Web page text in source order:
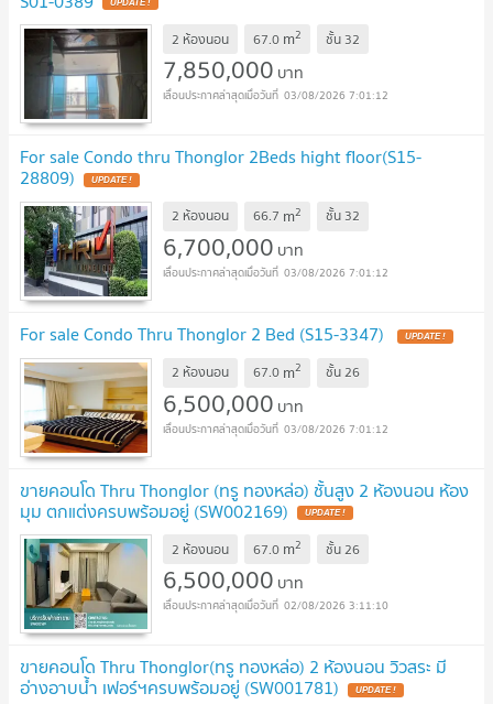
UPDATE !
2 ห้องนอน 67.0 m2 ชั้น 32
7,850,000 บาท
03/08/2026 7:01:12
For sale Condo thru Thonglor 2Beds hight floor(S15-
28809) UPDATE !
2 ห้องนอน 66.7 m2 ชั้น 32
6,700,000 บาท
03/08/2026 7:01:12
For sale Condo Thru Thonglor 2 Bed (S15-3347) UPDATE !
2 ห้องนอน 67.0 m2 ชั้น26
6,500,000 บาท
03/08/2026 7:01:12
ขายคอนโด Thru Thonglor (ทรู ทองหล่อ) ชั้นสูง 2 ห้องนอน ห้อง
มุม ตกแต่งครบพร้อมอยู่ (SW002169) UPDATE !
2 ห้องนอน 67.0 m2 ชั้น26
6,500,000 บาท
02/08/2026 3:11:10
ขายคอนโด Thru Thonglor(ทรู ทองหล่อ) 2 ห้องนอน วิวสระ มี
อ่างอาบน้ำ เฟอร์ฯครบพร้อมอยู่ (SW001781) UPDATE !